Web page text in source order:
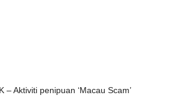
– Aktiviti penipuan ‘Macau Scam’